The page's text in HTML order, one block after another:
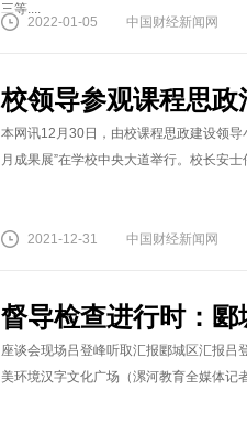
三等....
2022-01-05
中国财经新闻网
校领导参观课程思政
本网讯12月30日，由校课程思政建设领
月成果展”在学校中央大道举行。校长安
2021-12-31 中国财经新闻网
督导检查进行时：
座谈会现场吕登峰听取汇报郾城区汇报吕
美环境汉字文化广场（漯河教育全媒体记